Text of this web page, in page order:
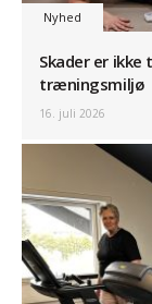
Nyhed
Skader er
træningsmiljø
16. juli 2026